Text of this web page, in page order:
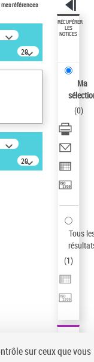
références
20
résultats/page
20
résultats/page
RÉCUPÉRER
LES
NOTICES
Ma
(0)
Tous
(1)
sur ceux que vous